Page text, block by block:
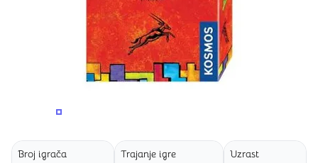
PROMENITE UGAO GLEDANJA
Broj igrača Trajanje igre Uzrast